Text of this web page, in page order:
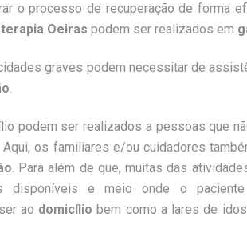
o processo de recuperação de forma
Oeiras podem ser realizados em
graves podem necessitar de
.
podem ser realizados a pessoas que
os familiares e/ou cuidadores
. Para além de que, muitas das
disponíveis e meio onde o
ao domicílio bem como a lares de